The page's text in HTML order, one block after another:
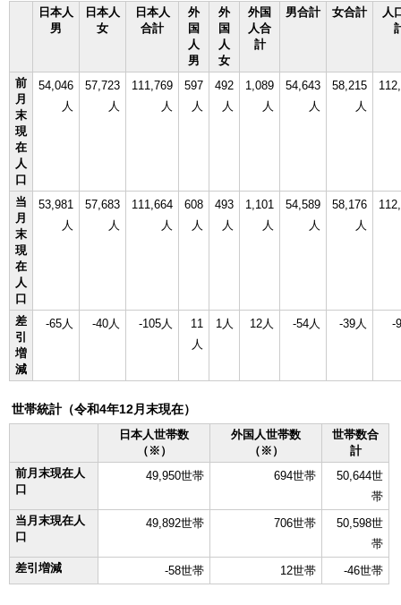
日本人
男
日本人
女
日本人
合計
外
国
人
男
外
国
人
女
外国
人合
計
男合計 女合計
人
前
月
末
現
在
人
口
54,046
人
57,723
人
111,769
人
597
人
492
人
1,089
人
54,643
人
58,215
人
当
月
末
現
在
人
口
53,981
人
57,683
人
111,664
人
608
人
493
人
1,101
人
54,589
人
58,176
人
差
引
増
減
-65人 -40人 -105人
11
人
1人 12人 -54人 -39人 -
世帯統計（令和4年12月末現在）
日本人世帯数
（※）
外国人世帯数
（※）
世帯数合
計
前月末現在人
口
49,950世帯 694世帯
50,644世
帯
当月末現在人
口
49,892世帯 706世帯
50,598世
帯
差引増減
-58世帯 12世帯 -46世帯